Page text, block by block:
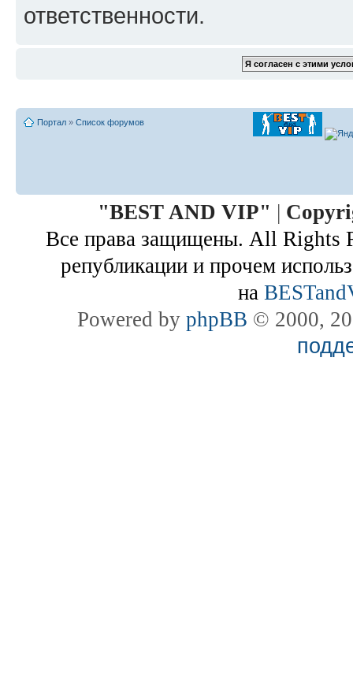
ответственности.
Портал » Список форумов
"BEST AND VIP" |
Все права защищены. All Rights
републикации и прочем
на
Powered by phpBB © 2000,